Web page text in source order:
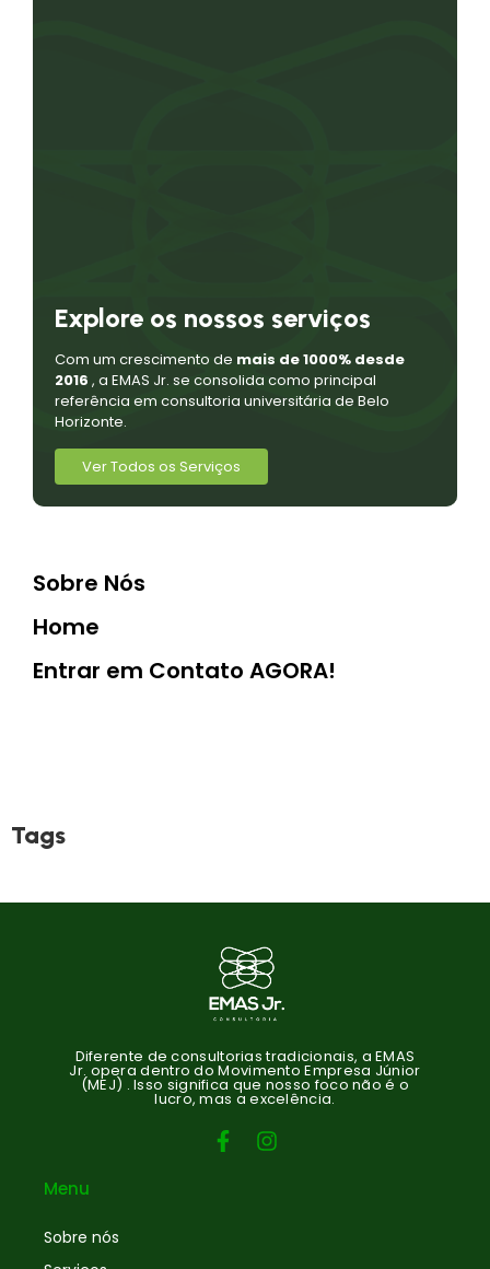
Explore os nossos serviços
Com um crescimento de mais de 1000% desde
2016 , a EMAS Jr. se consolida como principal
referência em consultoria universitária de Belo
Horizonte.
Ver Todos os Serviços
Sobre Nós
Home
Entrar em Contato AGORA!
Tags
Diferente de consultorias tradicionais, a EMAS
Jr. opera dentro do Movimento Empresa Júnior
(MEJ) . Isso significa que nosso foco não é o
lucro, mas a excelência.
Menu
Sobre nós